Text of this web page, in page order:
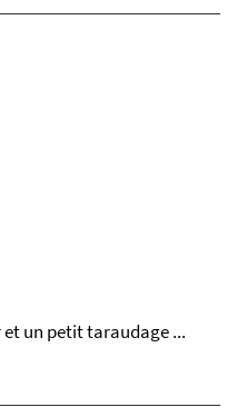
un petit taraudage ...